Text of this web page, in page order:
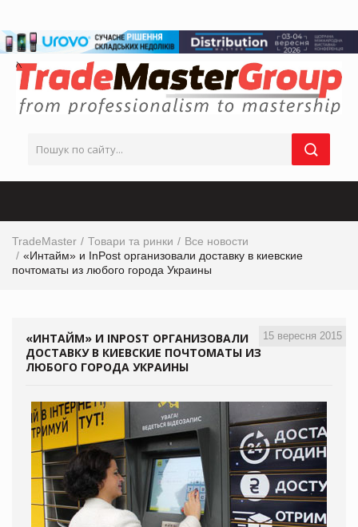
TradeMaster Товари та ринки
Все новости
«Интайм» и InPost организовали доставку в киевские
почтоматы из любого города Украины
15 вересня 2015
«ИНТАЙМ» И INPOST ОРГАНИЗОВАЛИ
ДОСТАВКУ В КИЕВСКИЕ ПОЧТОМАТЫ ИЗ
ЛЮБОГО ГОРОДА УКРАИНЫ